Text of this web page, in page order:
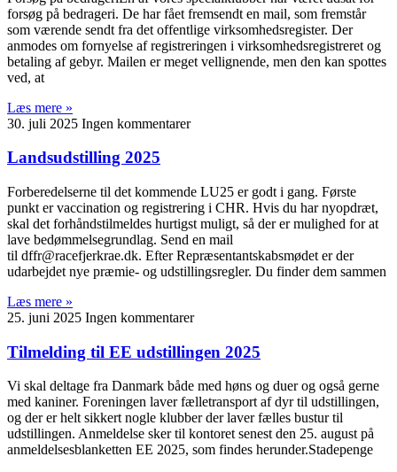
forsøg på bedrageri. De har fået fremsendt en mail, som fremstår
som værende sendt fra det offentlige virksomhedsregister. Der
anmodes om fornyelse af registreringen i virksomhedsregistreret og
betaling af gebyr. Mailen er meget vellignende, men den kan spottes
ved, at
Læs mere »
30. juli 2025 Ingen kommentarer
Landsudstilling 2025
Forberedelserne til det kommende LU25 er godt i gang. Første
punkt er vaccination og registrering i CHR. Hvis du har nyopdræt,
skal det forhåndstilmeldes hurtigst muligt, så der er mulighed for at
lave bedømmelsegrundlag. Send en mail
til dffr@racefjerkrae.dk. Efter Repræsentantskabsmødet er der
udarbejdet nye præmie- og udstillingsregler. Du finder dem sammen
Læs mere »
25. juni 2025 Ingen kommentarer
Tilmelding til EE udstillingen 2025
Vi skal deltage fra Danmark både med høns og duer og også gerne
med kaniner. Foreningen laver fælletransport af dyr til udstillingen,
og der er helt sikkert nogle klubber der laver fælles bustur til
udstillingen. Anmeldelse sker til kontoret senest den 25. august på
anmeldelsesblanketten EE 2025, som findes herunder.Stadepenge